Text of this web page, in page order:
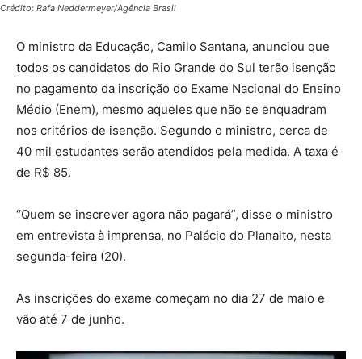
Crédito: Rafa Neddermeyer/Agência Brasil
O ministro da Educação, Camilo Santana, anunciou que
todos os candidatos do Rio Grande do Sul terão isenção
no pagamento da inscrição do Exame Nacional do Ensino
Médio (Enem), mesmo aqueles que não se enquadram
nos critérios de isenção. Segundo o ministro, cerca de
40 mil estudantes serão atendidos pela medida. A taxa é
de R$ 85.
“Quem se inscrever agora não pagará”, disse o ministro
em entrevista à imprensa, no Palácio do Planalto, nesta
segunda-feira (20).
As inscrições do exame começam no dia 27 de maio e
vão até 7 de junho.